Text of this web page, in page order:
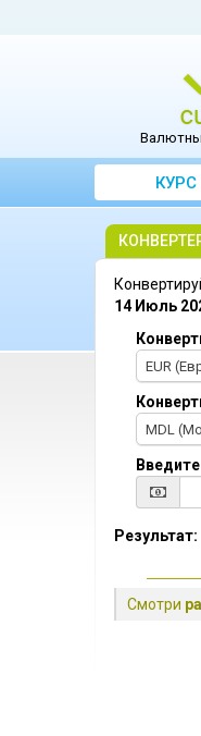
14 Июль
EUR
MDL
Результат:
Смотри